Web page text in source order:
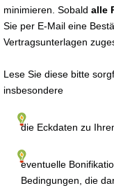
minimieren. Sobald alle
Sie per E-Mail eine
Vertragsunterlagen
Lese Sie diese bitte
insbesondere
die Eckdaten zu
eventuelle
Bedingungen, die